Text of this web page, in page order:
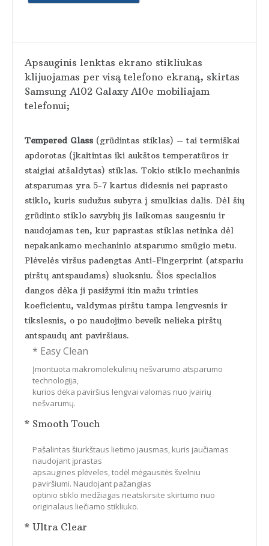
Apsauginis lenktas ekrano stikliukas
klijuojamas per visą telefono ekraną, skirtas
Samsung A102 Galaxy A10e mobiliajam
telefonui;
Tempered Glass (grūdintas stiklas) – tai termiškai
apdorotas (įkaitintas iki aukštos temperatūros ir
staigiai atšaldytas) stiklas. Tokio stiklo mechaninis
atsparumas yra 5-7 kartus didesnis nei paprasto
stiklo, kuris sudužus subyra į smulkias dalis. Dėl šių
grūdinto stiklo savybių jis laikomas saugesniu ir
naudojamas ten, kur paprastas stiklas netinka dėl
nepakankamo mechaninio atsparumo smūgio metu.
Plėvelės viršus padengtas Anti-Fingerprint (atspariu
pirštų antspaudams) sluoksniu. Šios specialios
dangos dėka ji pasižymi itin mažu trinties
koeficientu, valdymas pirštu tampa lengvesnis ir
tikslesnis, o po naudojimo beveik nelieka pirštų
antspaudų ant paviršiaus.
* Easy Clean
Įmontuota makromolekulinių nešvarumo atsparumo
technologija,
kurios dėka paviršius lengvai valomas nuo įvairių
nešvarumų.
* Smooth Touch
Pašalintas šiurkštaus lietimo jausmas, kuris jaučiamas
naudojant įprastas
apsaugines plėveles, todėl mėgausitės švelniu
paviršiumi. Naudojant pažangias
optinio stiklo medžiagas neatskirsite skirtumo nuo
originalaus liečiamo stikliuko.
* Ultra Clear